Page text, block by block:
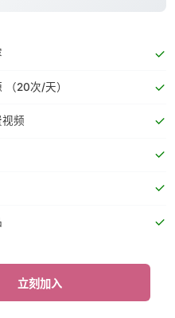
（20次/天）
频
立刻加入